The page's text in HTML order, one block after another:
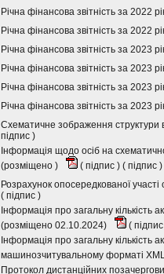
Річна фінансова звітність за 2022
Річна фінансова звітність за 2022
Річна фінансова звітність за 2023
Річна фінансова звітність за 2023
Річна фінансова звітність за 2023
Річна фінансова звітність за 2023
Схематичне зображення
підпис )
Інформація щодо осіб на
(розміщено )
( підпис ) ( підпис )
Розрахунок опосередкованої
( підпис )
Інформація про загальну
(розміщено 02.10.2024)
( підпис
Інформація про загальну
машинозчитувальному форматі
Протокол дистанційних